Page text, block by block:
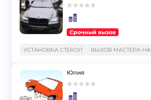
Срочный вызов
УСТАНОВКА СТЕКОЛ ВЫЗОВ МАСТЕРА
Юлия